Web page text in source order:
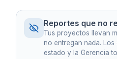
Reportes que no
Tus proyectos llevan
no entregan nada. Los
estado y la Gerencia